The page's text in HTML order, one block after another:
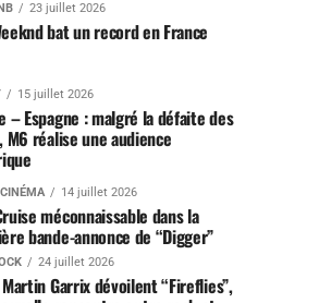
23 juillet 2026
bat un record en France
15 juillet 2026
– Espagne : malgré la défaite des
M6 réalise une audience
14 juillet 2026
méconnaissable dans la
bande-annonce de “Digger”
24 juillet 2026
Garrix dévoilent “Fireflies”,